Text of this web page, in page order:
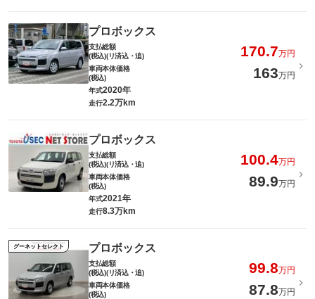
プロボックス
支払総額
(税込)(リ済込・追)
170.7万円
車両本体価格
(税込)
163万円
年式2020年
走行2.2万km
プロボックス
支払総額
(税込)(リ済込・追)
100.4万円
車両本体価格
(税込)
89.9万円
年式2021年
走行8.3万km
グーネットセレクト プロボックス
支払総額
(税込)(リ済込・追)
99.8万円
車両本体価格
(税込)
87.8万円